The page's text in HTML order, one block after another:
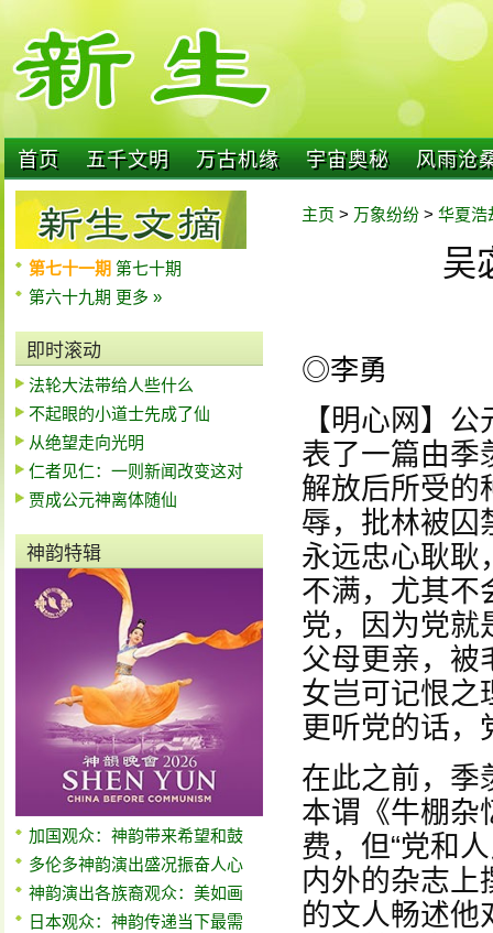
首页 五千文明 万古机缘 宇宙奥秘 风雨沧
第七十一期 第七十期
第六十九期 更多 »
即时滚动
法轮大法带给人些什么
不起眼的小道士先成了仙
从绝望走向光明
仁者见仁：一则新闻改变这对
贾成公元神离体随仙
神韵特辑
加国观众：神韵带来希望和鼓
多伦多神韵演出盛况振奋人心
神韵演出各族裔观众：美如画
日本观众：神韵传递当下最需
主页 > 万象纷纷 > 华夏浩
吴
◎李勇
【明心网】
表了一篇由季
解放后所受的
辱，批林被囚
永远忠心耿耿
不满，尤其不
党，因为党就
父母更亲，被
女岂可记恨之
更听党的话，
在此之前，季
本谓《牛棚杂
费，但“党和
内外的杂志上
的文人畅述他